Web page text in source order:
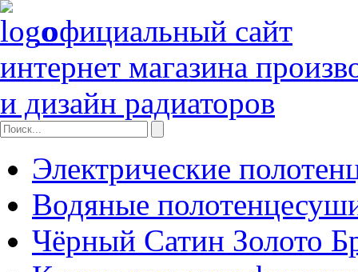
официальный сайт
интернет магазина
и дизайн радиаторов
Электрические
Водяные
Чёрный Сатин Золото